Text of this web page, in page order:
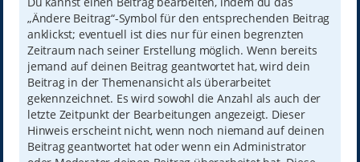
„Ändere Beitrag“-Symbol für den entsprechenden Beitrag
anklickst; eventuell ist dies nur für einen begrenzten
Zeitraum nach seiner Erstellung möglich. Wenn bereits
jemand auf deinen Beitrag geantwortet hat, wird dein
Beitrag in der Themenansicht als überarbeitet
gekennzeichnet. Es wird sowohl die Anzahl als auch der
letzte Zeitpunkt der Bearbeitungen angezeigt. Dieser
Hinweis erscheint nicht, wenn noch niemand auf deinen
Beitrag geantwortet hat oder wenn ein Administrator